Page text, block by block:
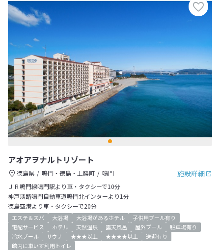
アオアヲナルトリゾート
施設詳細
徳島県 鳴門・徳島・上勝町
鳴門
ＪＲ鳴門線鳴門駅より車・タクシーで10分
神戸淡路鳴門自動車道鳴門北インターより1分
徳島空港より車・タクシーで20分
エステ＆スパ 大浴場 大浴場があるホテル
子供用プール有り
宅配サービス
ホテル 天然温泉 露天風呂 屋外プール
駐車場有り
冷水プール
サウナ ★★★以上 ★★★★以上
送迎有り
館内に車いす利用トイレ